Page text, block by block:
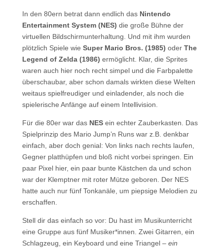
In den 80ern betrat dann endlich das Nintendo
Entertainment System (NES) die große Bühne der
virtuellen Bildschirmunterhaltung. Und mit ihm wurden
plötzlich Spiele wie Super Mario Bros. (1985) oder The
Legend of Zelda (1986) ermöglicht. Klar, die Sprites
waren auch hier noch recht simpel und die Farbpalette
überschaubar, aber schon damals wirkten diese Welten
weitaus spielfreudiger und einladender, als noch die
spielerische Anfänge auf einem Intellivision.
Für die 80er war das NESein echter Zauberkasten. Das
Spielprinzip des Mario Jump’n Runs war z.B. denkbar
einfach, aber doch genial: Von links nach rechts laufen,
Gegner platthüpfen und bloß nicht vorbei springen. Ein
paar Pixel hier, ein paar bunte Kästchen da und schon
war der Klemptner mit roter Mütze geboren. Der NES
hatte auch nur fünf Tonkanäle, um piepsige Melodien zu
erschaffen.
Stell dir das einfach so vor: Du hast im Musikunterricht
eine Gruppe aus fünf Musiker*innen. Zwei Gitarren, ein
Schlagzeug, ein Keyboard und eine Triangel – ein